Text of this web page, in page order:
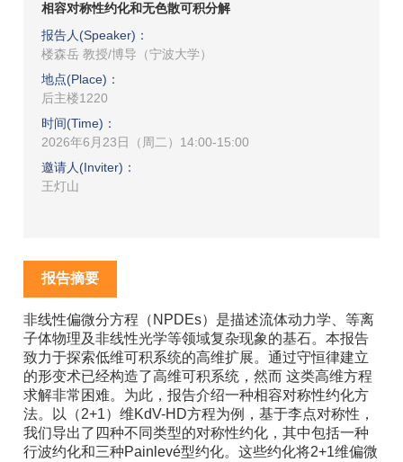
相容对称性约化和无色散可积分解
报告人(Speaker)：
楼森岳 教授/博导（宁波大学）
地点(Place)：
后主楼1220
时间(Time)：
2026年6月23日（周二）14:00-15:00
邀请人(Inviter)：
王灯山
报告摘要
非线性偏微分方程（NPDEs）是描述流体动力学、等离
子体物理及非线性光学等领域复杂现象的基石。本报告
致力于探索低维可积系统的高维扩展。通过守恒律建立
的形变术已经构造了高维可积系统，然而 这类高维方程
求解非常困难。为此，报告介绍一种相容对称性约化方
法。以（2+1）维KdV-HD方程为例，基于李点对称性，
我们导出了四种不同类型的对称性约化，其中包括一种
行波约化和三种Painlevé型约化。这些约化将2+1维偏微